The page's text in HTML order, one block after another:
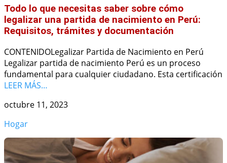
Todo lo que necesitas saber sobre cómo
legalizar una partida de nacimiento en Perú:
Requisitos, trámites y documentación
CONTENIDOLegalizar Partida de Nacimiento en Perú
Legalizar partida de nacimiento Perú es un proceso
fundamental para cualquier ciudadano. Esta certificación
LEER MÁS…
octubre 11, 2023
Hogar